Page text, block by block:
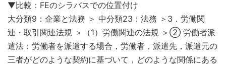
▼比較：FEのシラバスでの位置付け
大分類9：企業と法務 ＞ 中分類23：法務 ＞3．労働関
連・取引関連法規 ＞（1）労働関連の法規 ＞② 労働者派
遣法：労働者を派遣する場合，労働者，派遣先，派遣元の
三者がどのような契約に基づいて，どのような関係にある